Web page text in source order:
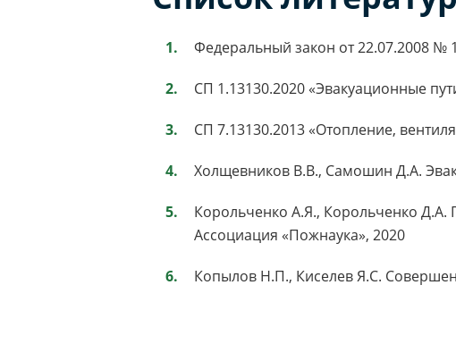
Федеральный закон от 22.07.2008 №
СП 1.13130.2020 «Эвакуационные
СП 7.13130.2013 «Отопление,
Холщевников В.В., Самошин Д.А.
Корольченко А.Я., Корольченко Д.А.
Ассоциация «Пожнаука», 2020
Копылов Н.П., Киселев Я.С.